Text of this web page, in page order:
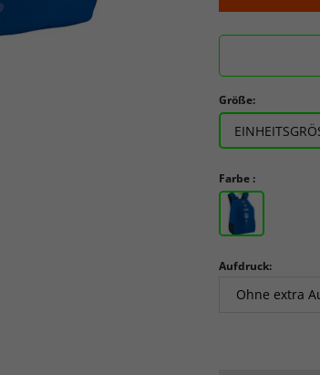
Größe:
Farbe :
Aufdruck: